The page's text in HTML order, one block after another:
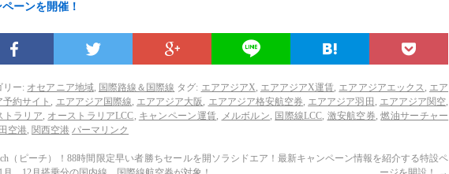
ペーンを開催！
リー: オセアニア地域, 国際路線＆国際線 タグ: エアアジアX, エアアジアX運賃, エアアジアエックス, エア
予約サイト , エアアジア国際線, エアアジア大阪 , エアアジア格安航空券, エアアジア羽田 , エアアジア関空,
トラリア, オーストラリアLCC, キャンペーン運賃, メルボルン, 国際線LCC, 激安航空券,燃油サーチャー
空港, 関西空港 パーマリンク
（ピーチ）！88時間限定早い者勝ちセールを開 ソラシドエア！最新キャンペーン情報を紹介する特設ペ